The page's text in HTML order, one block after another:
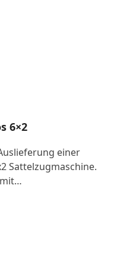
6×2
einer
Sattelzugmaschine.